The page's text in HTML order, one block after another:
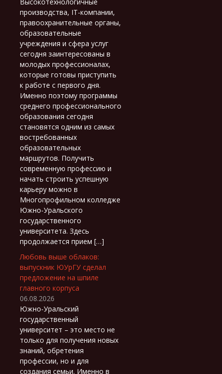
производства, IT-компании,
правоохранительные органы,
образовательные
учреждения и сфера услуг
сегодня заинтересованы в
молодых профессионалах,
которые готовы приступить
к работе с первого дня.
Именно поэтому программы
среднего профессионального
образования сегодня
становятся одним из самых
востребованных
образовательных
маршрутов. Получить
современную профессию и
начать строить успешную
карьеру можно в
Многопрофильном колледже
Южно-Уральского
государственного
университета. Здесь
продолжается прием […]
Любовь выше облаков:
выпускник ЮУрГУ сделал
предложение на шпиле
главного корпуса
06.08.2026
Южно-Уральский
государственный
университет – это место не
только для получения новых
знаний, обретения
профессии, но и для
создания семьи. Именно в